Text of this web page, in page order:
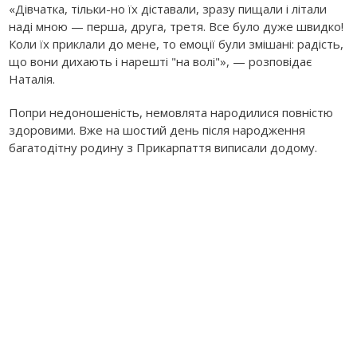
«Дівчатка, тільки-но їх діставали, зразу пищали і літали
наді мною — перша, друга, третя. Все було дуже швидко!
Коли їх приклали до мене, то емоції були змішані: радість,
що вони дихають і нарешті "на волі"», — розповідає
Наталія.
Попри недоношеність, немовлята народилися повністю
здоровими. Вже на шостий день після народження
багатодітну родину з Прикарпаття виписали додому.